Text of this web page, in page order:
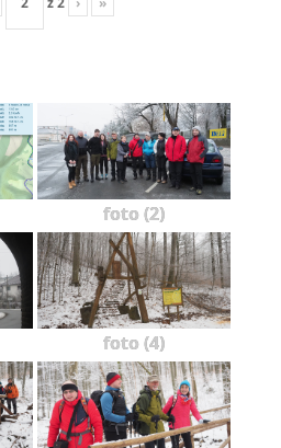
foto (2)
foto (4)